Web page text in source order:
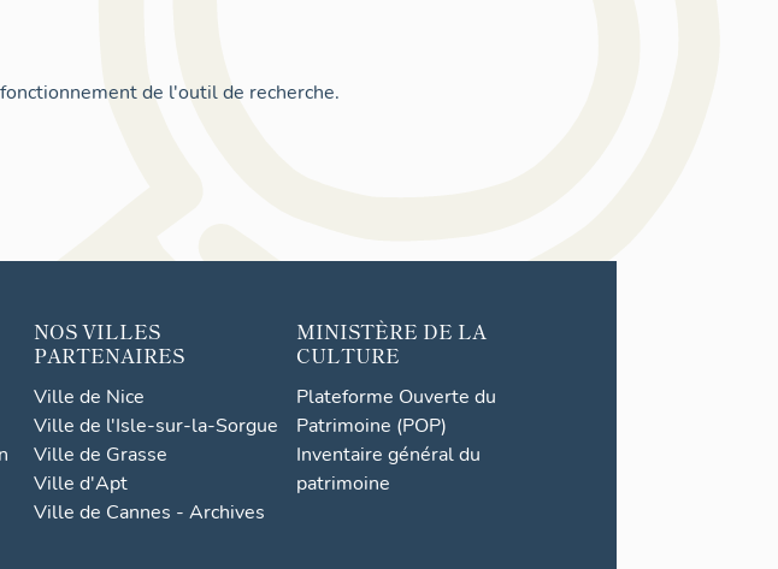
de l'outil de recherche.
NOS VILLES
PARTENAIRES
Ville de Nice
Ville de l'Isle-sur-la-Sorgue
Ville de Grasse
Ville d'Apt
Ville de Cannes - Archives
MINISTÈRE DE LA
CULTURE
Plateforme Ouverte du
Patrimoine (POP)
Inventaire général du
patrimoine